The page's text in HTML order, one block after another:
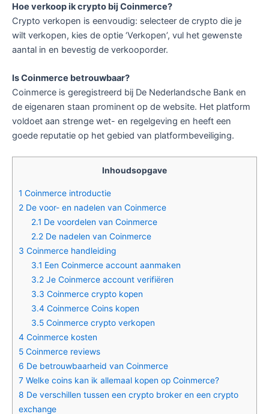
Hoe verkoop ik crypto bij Coinmerce?
Crypto verkopen is eenvoudig: selecteer de crypto die je
wilt verkopen, kies de optie ‘Verkopen’, vul het gewenste
aantal in en bevestig de verkooporder.
Is Coinmerce betrouwbaar?
Coinmerce is geregistreerd bij De Nederlandsche Bank en
de eigenaren staan prominent op de website. Het platform
voldoet aan strenge wet- en regelgeving en heeft een
goede reputatie op het gebied van platformbeveiliging.
Inhoudsopgave
1 Coinmerce introductie
2 De voor- en nadelen van Coinmerce
2.1 De voordelen van Coinmerce
2.2De nadelen van Coinmerce
3 Coinmerce handleiding
3.1 Een Coinmerce account aanmaken
3.2Je Coinmerce account verifiëren
3.3 Coinmerce crypto kopen
3.4 Coinmerce Coins kopen
3.5Coinmerce crypto verkopen
4 Coinmerce kosten
5 Coinmerce reviews
6 De betrouwbaarheid van Coinmerce
7 Welke coins kan ik allemaal kopen op Coinmerce?
8 De verschillen tussen een crypto broker en een crypto
exchange